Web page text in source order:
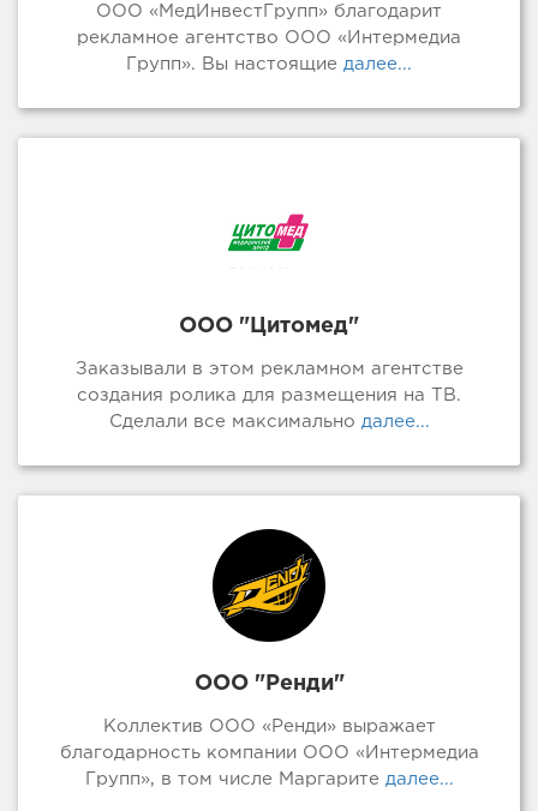
ООО «МедИнвестГрупп» благодарит
рекламное агентство ООО «Интермедиа
Групп». Вы настоящие далее...
ООО "Цитомед"
Заказывали в этом рекламном агентстве
создания ролика для размещения на ТВ.
Сделали все максимально далее...
ООО "Ренди"
Коллектив ООО «Ренди» выражает
благодарность компании ООО «Интермедиа
Групп», в том числе Маргарите далее...